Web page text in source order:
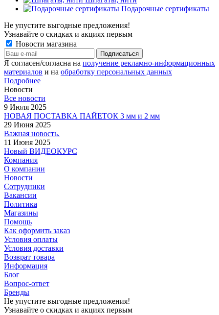
Подарочные сертификаты
Не упустите выгодные предложения!
Узнавайте о скидках и акциях первым
Новости магазина
Я согласен/согласна на получение рекламно-информационных
материалов и на обработку персональных данных
Подробнее
Новости
Все новости
9 Июля 2025
НОВАЯ ПОСТАВКА ПАЙЕТОК 3 мм и 2 мм
29 Июня 2025
Важная новость.
11 Июня 2025
Новый ВИДЕОКУРС
Компания
О компании
Новости
Сотрудники
Вакансии
Политика
Магазины
Помощь
Как оформить заказ
Условия оплаты
Условия доставки
Возврат товара
Информация
Блог
Вопрос-ответ
Бренды
Не упустите выгодные предложения!
Узнавайте о скидках и акциях первым